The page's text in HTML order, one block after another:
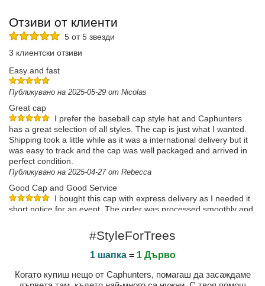
Отзиви от клиенти
5 от 5 звезди
3 клиентски отзиви
Easy and fast
Публикувано на 2025-05-29 от Nicolas
Great cap
I prefer the baseball cap style hat and Caphunters
has a great selection of all styles. The cap is just what I wanted.
Shipping took a little while as it was a international delivery but it
was easy to track and the cap was well packaged and arrived in
perfect condition.
Публикувано на 2025-04-27 от Rebecca
Good Cap and Good Service
I bought this cap with express delivery as I needed it
short notice for an event. The order was processed smoothly and
order.No complaints at all
Публикувано на 2024-06-26 от Magdalena
#StyleForTrees
1 шапка= 1 Дърво
Когато купиш нещо от Caphunters, помагаш да засаждаме